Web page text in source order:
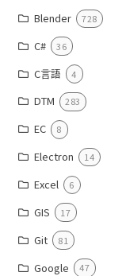
Blender 728
C# 36
C言語 4
DTM 283
EC 8
Electron 14
Excel 6
GIS 17
Git 81
Google 47